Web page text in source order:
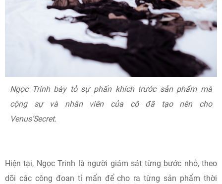
Ngọc Trinh bày tỏ sự phấn khích trước sản phẩm mà
cộng sự và nhân viên của cô đã tạo nên cho
Venus’Secret.
Hiện tại, Ngọc Trinh là người giám sát từng bước nhỏ, theo
dõi các công đoan tỉ mẩn để cho ra từng sản phẩm thời